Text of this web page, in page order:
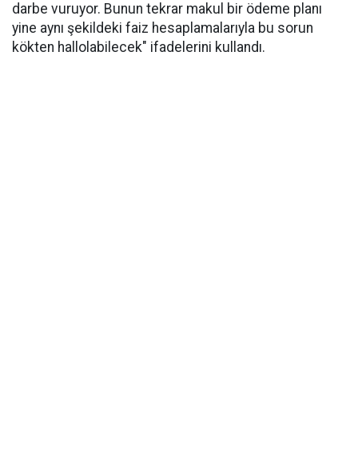
darbe vuruyor. Bunun tekrar makul bir ödeme planı
yine aynı şekildeki faiz hesaplamalarıyla bu sorun
kökten hallolabilecek" ifadelerini kullandı.